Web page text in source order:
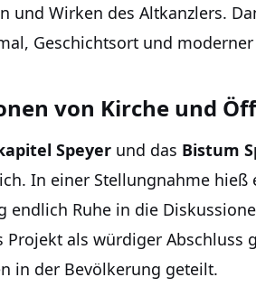
und Wirken des Altkanzlers.
Geschichtsort und
von Kirche und
Speyer und das Bistum
In einer Stellungnahme
endlich Ruhe in die
Projekt als würdiger Abschluss
in der Bevölkerung geteilt.